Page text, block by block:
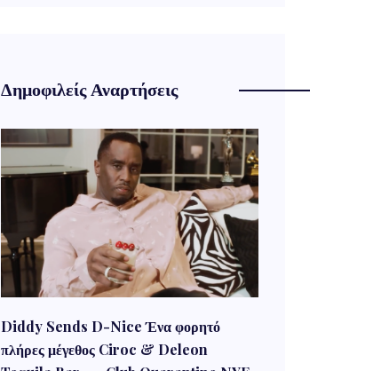
Δημοφιλείς Αναρτήσεις
Diddy Sends D-Nice Ένα φορητό
πλήρες μέγεθος Ciroc & Deleon